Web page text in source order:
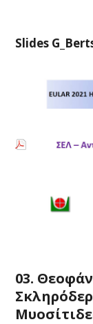
Slides
03.